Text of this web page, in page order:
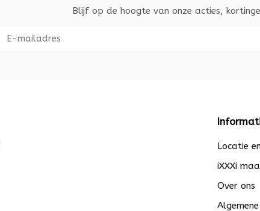
Blijf op de hoogte van onze acties,
Locatie
iXXXi
Over ons